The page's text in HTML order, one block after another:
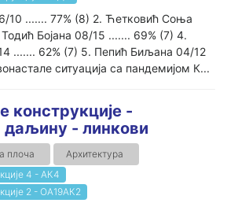
10 ....... 77% (8) 2. Ћетковић Соња
Бојана 08/15 ....... 69% (7) 4.
....... 62% (7) 5. Пепић Биљана 04/12
ситуација са пандемијом К...
конструкције -
- линкови
плоча
Архитектура
4 - АК4
2 - ОА19АК2